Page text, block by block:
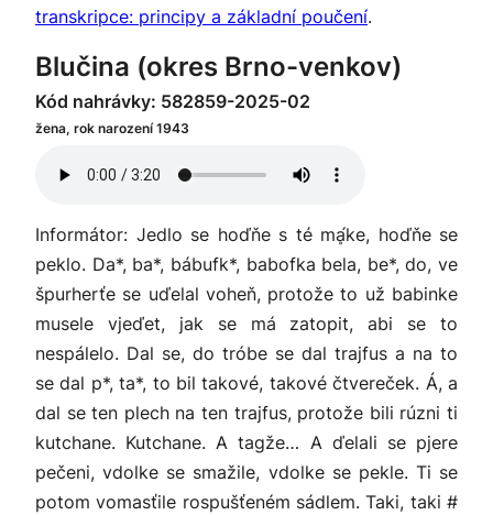
transkripce: principy a základní poučení.
Blučina (okres Brno-venkov)
Kód nahrávky: 582859-2025-02
žena, rok narození 1943
Informátor: Jedlo se hoďňe s té mḁ́ke, hoďňe se
peklo. Da*, ba*, bábufk*, babofka bela, be*, do, ve
špurherťe se uďelal voheň, protože to už babinke
musele vjeďet, jak se má zatopit, abi se to
nespálelo. Dal se, do tróbe se dal trajfus a na to
se dal p*, ta*, to bil takové, takové čtvereček. Á, a
dal se ten plech na ten trajfus, protože bili rúzni ti
kutchane. Kutchane. A tagže… A ďelali se pjere
pečeni, vdolke se smažile, vdolke se pekle. Ti se
potom vomasťile rospušťeném sádlem. Taki, taki #